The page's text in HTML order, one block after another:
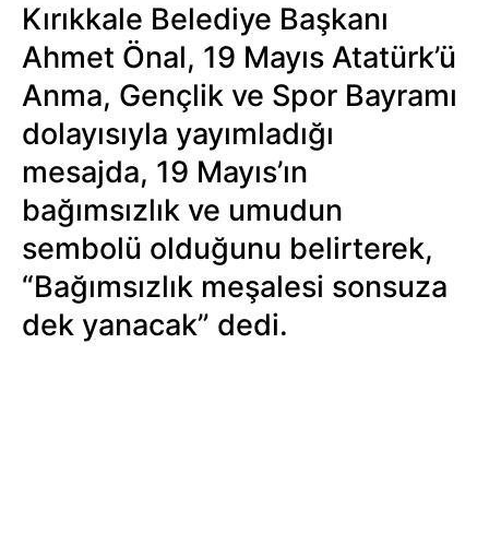
Kırıkkale Belediye Başkanı
Ahmet Önal, 19 Mayıs Atatürk’ü
Anma, Gençlik ve Spor Bayramı
dolayısıyla yayımladığı
mesajda, 19 Mayıs’ın
bağımsızlık ve umudun
sembolü olduğunu belirterek,
“Bağımsızlık meşalesi sonsuza
dek yanacak” dedi.